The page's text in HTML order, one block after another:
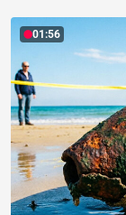
01:56